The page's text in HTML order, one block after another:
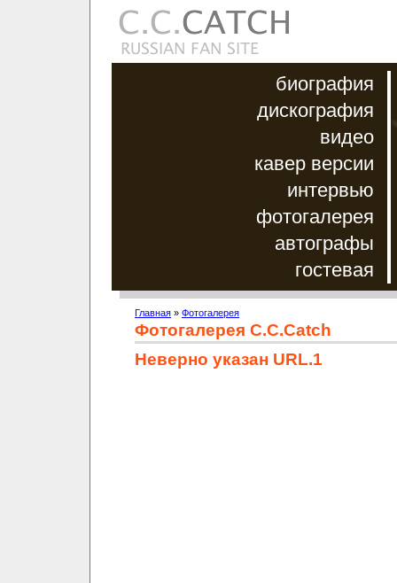
биография
дискография
видео
кавер версии
интервью
фотогалерея
автографы
гостевая
Главная » Фотогалерея
Фотогалерея C.C.Catch
Неверно указан URL.1